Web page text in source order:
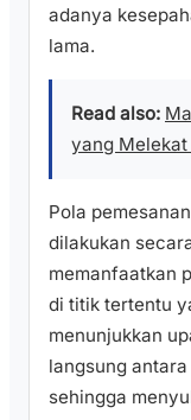
adanya
lama.
Read also:
yang Melekat
Pola
dilakukan
memanfaatkan
di titik tertentu
menunjukkan
langsung
sehingga